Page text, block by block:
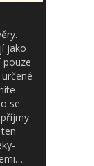
jako
pouze
se